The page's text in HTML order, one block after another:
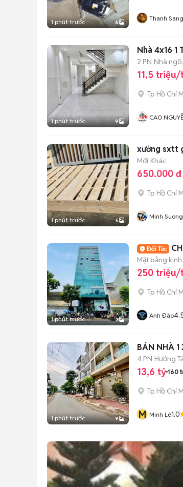
1 phút trước 6 Thanh
1 phút trước 9
Nhà 4x16 1
2 PN Nhà
11,5
Tp Hồ Chí
CAO
1 phút trước 5
xưởng sxtt
Mới Khác
650.000 đ
Tp Hồ Chí
Minh Suong
1 phút trước 3
Mặt bằng
250 triệu/
Tp Hồ Chí
Anh Đào
1 phút trước 9
BÁN NHÀ 1
4 PN Hướng
13,6 tỷ 160
Tp Hồ Chí
M Minh Lê1.0